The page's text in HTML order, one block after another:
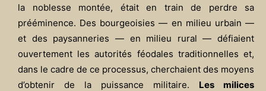
la noblesse montée, était en train de perdre sa
prééminence. Des bourgeoisies — en milieu urbain —
et des paysanneries — en milieu rural — défiaient
ouvertement les autorités féodales traditionnelles et,
dans le cadre de ce processus, cherchaient des moyens
d’obtenir de la puissance militaire. Les milices